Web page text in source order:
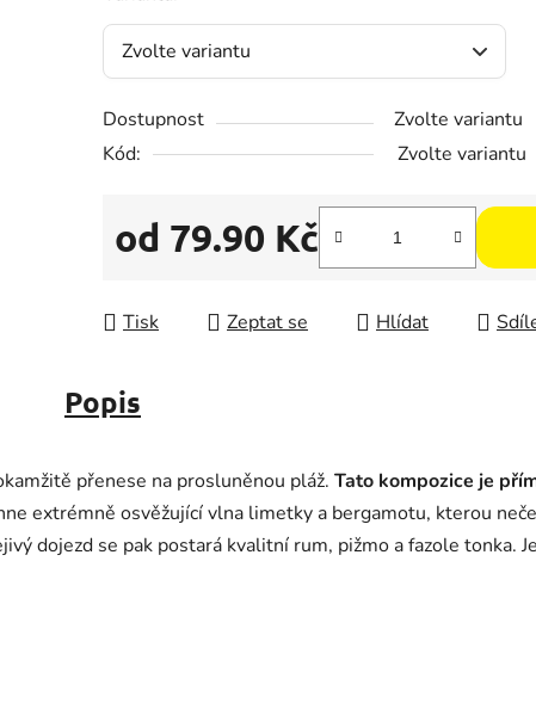
Dostupnost
Zvolte variantu
Kód:
Zvolte variantu
od 79.90 Kč
Tisk Zeptat se Hlídat
Popis
přenese na prosluněnou pláž. Tato kompozice je
extrémně osvěžující vlna limetky a bergamotu, kterou
dojezd se pak postará kvalitní rum, pižmo a fazole tonka.